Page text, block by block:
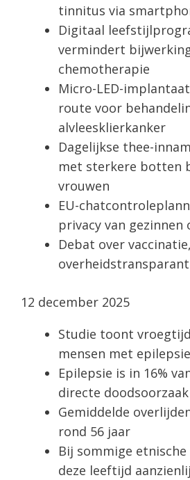
tinnitus via
Digitaal
vermindert
chemotherapie
Micro-LED-
route voor
alvleesklierkanker
Dagelijkse thee-
met sterkere botten
vrouwen
EU-
privacy van gezinnen
Debat over
12 december 2025
Studie toont
mensen met
Epilepsie is in 16%
directe doodsoorzaak
Gemiddelde
rond 56 jaar
Bij sommige
deze leeftijd